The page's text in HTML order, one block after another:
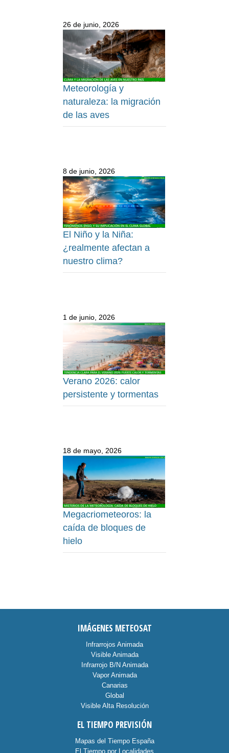
26 de junio, 2026
Meteorología y
naturaleza: la migración
de las aves
8 de junio, 2026
El Niño y la Niña:
¿realmente afectan a
nuestro clima?
1 de junio, 2026
Verano 2026: calor
persistente y tormentas
18 de mayo, 2026
Megacriometeoros: la
caída de bloques de
hielo
IMÁGENES METEOSAT
Infrarrojos Animada
Visible Animada
Infrarrojo B/N Animada
Vapor Animada
Canarias
Global
Visible Alta Resolución
EL TIEMPO PREVISIÓN
Mapas del Tiempo España
El Tiempo por Localidades